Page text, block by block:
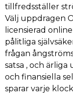
tillfredsställer
Välj uppdragen
licensierad
pålitliga
frågan
satsa , och
och finansiella
sparar varje